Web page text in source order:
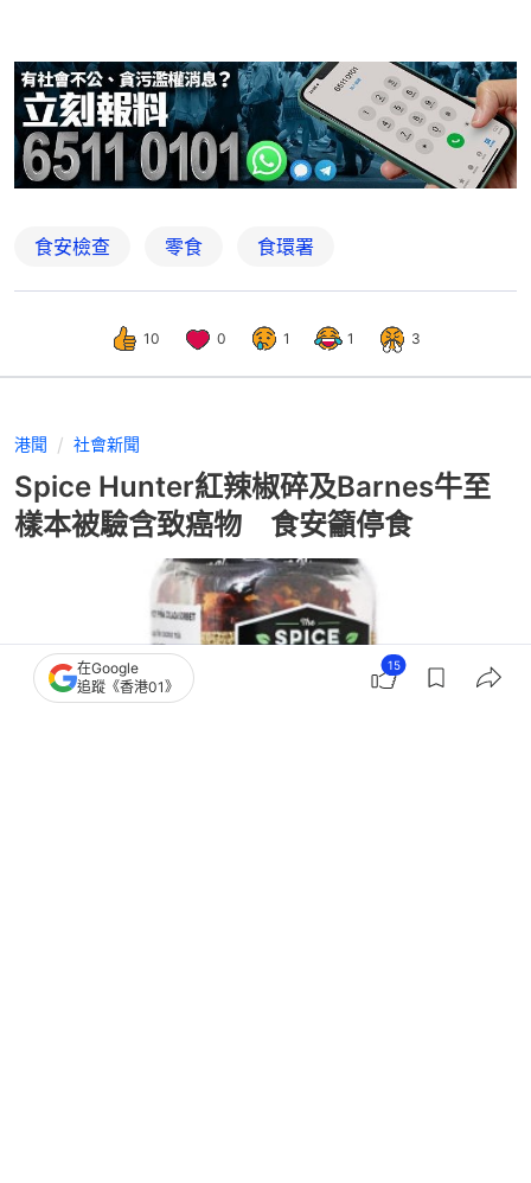
食安檢查 零食 食環署
10 0 1 1 3
港聞 社會新聞
Spice Hunter紅辣椒碎及Barnes牛至
樣本被驗含致癌物 食安籲停食
在Google
追蹤《香港01》
15